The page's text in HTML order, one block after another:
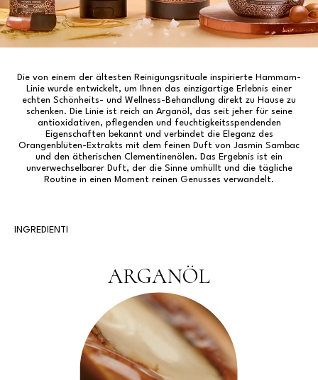
Die von einem der ältesten Reinigungsrituale inspirierte Hammam-
Linie wurde entwickelt, um Ihnen das einzigartige Erlebnis einer
echten Schönheits- und Wellness-Behandlung direkt zu Hause zu
schenken. Die Linie ist reich an Arganöl, das seit jeher für seine
antioxidativen, pflegenden und feuchtigkeitsspendenden
Eigenschaften bekannt und verbindet die Eleganz des
Orangenblüten-Extrakts mit dem feinen Duft von Jasmin Sambac
und den ätherischen Clementinenölen. Das Ergebnis ist ein
unverwechselbarer Duft, der die Sinne umhüllt und die tägliche
Routine in einen Moment reinen Genusses verwandelt.
INGREDIENTI
ARGANÖL